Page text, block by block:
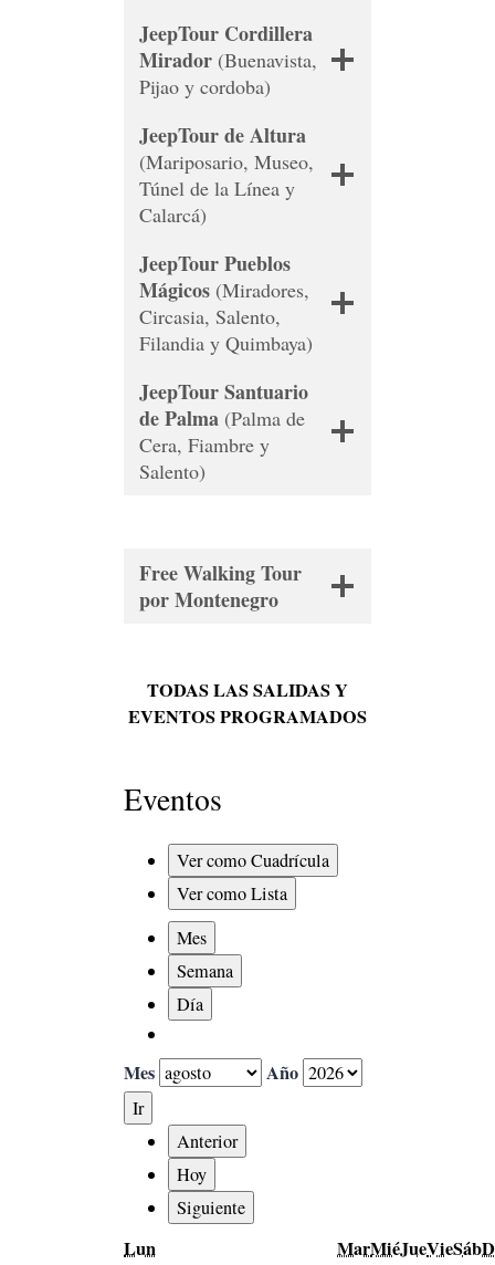
JeepTour Cordillera
Mirador (Buenavista,
Pijao y cordoba)
JeepTour de Altura
(Mariposario, Museo,
Túnel de la Línea y
Calarcá)
JeepTour Pueblos
Mágicos (Miradores,
Circasia, Salento,
Filandia y Quimbaya)
JeepTour Santuario
de Palma (Palma de
Cera, Fiambre y
Salento)
Free Walking Tour
por Montenegro
TODAS LAS SALIDAS Y
EVENTOS PROGRAMADOS
Eventos
Ver comoCuadrícula
Ver comoLista
Mes
Semana
Día
Mes Año
Anterior
Hoy
Siguiente
Lunlunes Marmartes
Miémiércoles
Juejueves
VieSáb